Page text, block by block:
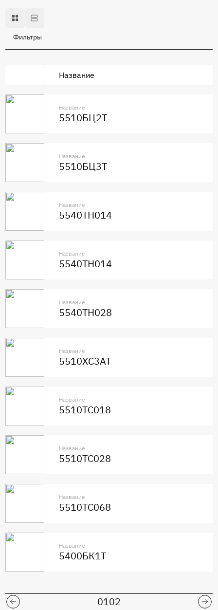
Фильтры
Название
Название
5510БЦ2Т
Название
5510БЦ3Т
Название
5540ТН014
Название
5540ТН014
Название
5540ТН028
Название
5510ХС3АТ
Название
5510ТС018
Название
5510ТС028
Название
5510ТС068
Название
5400БК1Т
0102